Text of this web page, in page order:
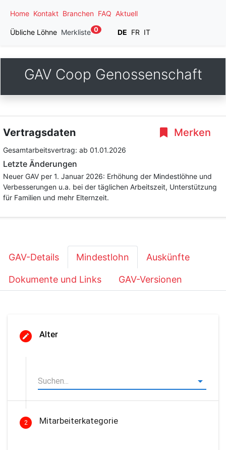
Home Kontakt Branchen FAQ Aktuell
Übliche Löhne Merkliste 0 DE FR IT
GAV Coop Genossenschaft
Merken
Vertragsdaten
Gesamtarbeitsvertrag: ab 01.01.2026
Letzte Änderungen
Neuer GAV per 1. Januar 2026: Erhöhung der Mindestlöhne und
Verbesserungen u.a. bei der täglichen Arbeitszeit, Unterstützung
für Familien und mehr Elternzeit.
GAV-Details Mindestlohn Auskünfte
Dokumente und Links GAV-Versionen
Alter
2 Mitarbeiterkategorie